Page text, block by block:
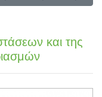
και της